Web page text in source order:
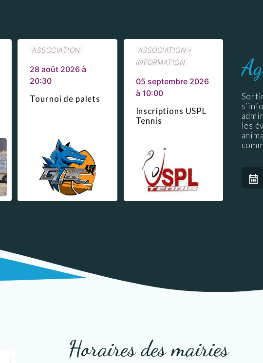
ASSOCIATION
28 août 2026 à
20:30
Tournoi de palets
ASSOCIATION -
INFORMATION
05 septembre 2026
à 10:00
Inscriptions USPL
Tennis
les
Horaires des mairies